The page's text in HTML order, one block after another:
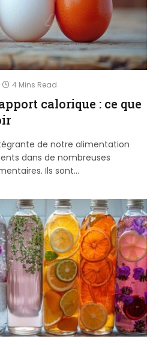
4 Mins Read
calorique : ce que
de notre alimentation
dans de nombreuses
Ils sont…